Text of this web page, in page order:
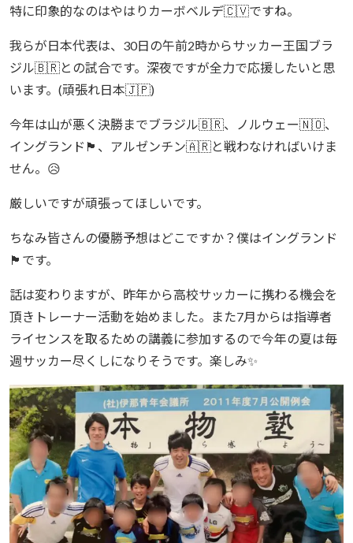
特に印象的なのはやはりカーボベルデ🇨🇻ですね。
我らが日本代表は、30日の午前2時からサッカー王国ブラ
ジル🇧🇷との試合です。深夜ですが全力で応援したいと思
います。(頑張れ日本🇯🇵)
今年は山が悪く決勝までブラジル🇧🇷、ノルウェー🇳🇴、
イングランド🏴󠁧󠁢󠁥󠁮󠁧󠁿、アルゼンチン🇦🇷と戦わなければいけま
せん。😥
厳しいですが頑張ってほしいです。
ちなみ皆さんの優勝予想はどこですか？僕はイングランド
🏴󠁧󠁢󠁥󠁮󠁧󠁿です。
話は変わりますが、昨年から高校サッカーに携わる機会を
頂きトレーナー活動を始めました。また7月からは指導者
ライセンスを取るための講義に参加するので今年の夏は毎
週サッカー尽くしになりそうです。楽しみ✨